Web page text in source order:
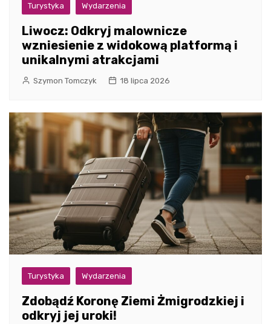
Turystyka Wydarzenia
Liwocz: Odkryj malownicze
wzniesienie z widokową platformą i
unikalnymi atrakcjami
Szymon Tomczyk 18 lipca 2026
Turystyka Wydarzenia
Zdobądź Koronę Ziemi Żmigrodzkiej i
odkryj jej uroki!